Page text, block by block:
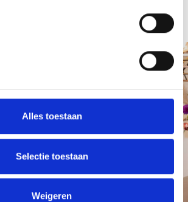
Alles toestaan
Selectie toestaan
Weigeren